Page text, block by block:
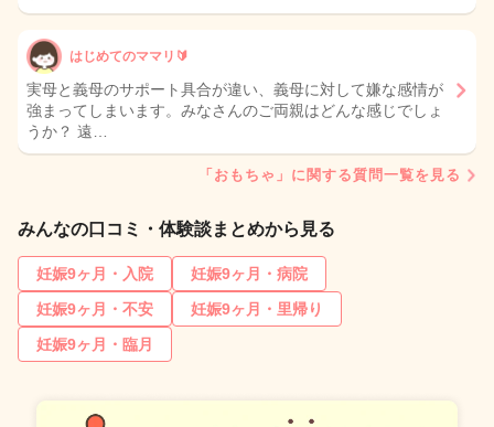
はじめてのママリ🔰
実母と義母のサポート具合が違い、義母に対して嫌な感情が
強まってしまいます。みなさんのご両親はどんな感じでしょ
うか？ 遠…
「おもちゃ」に関する質問一覧を見る
みんなの口コミ・体験談まとめから見る
妊娠9ヶ月・入院
妊娠9ヶ月・病院
妊娠9ヶ月・不安
妊娠9ヶ月・里帰り
妊娠9ヶ月・臨月